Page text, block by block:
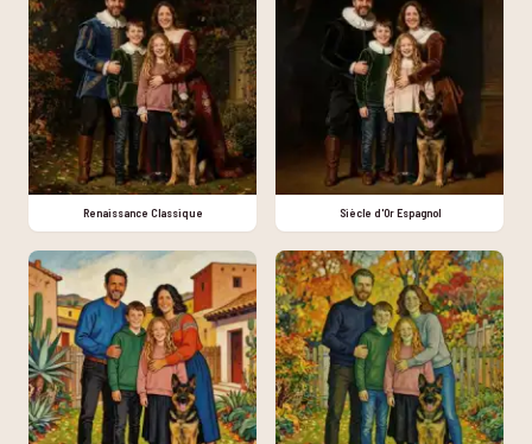
Renaissance Classique Siècle d'Or Espagnol